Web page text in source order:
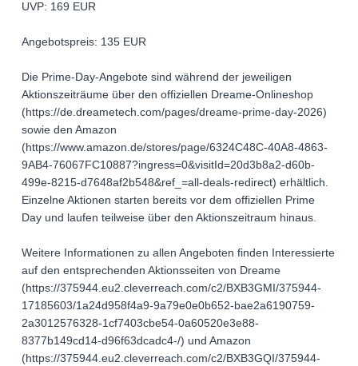
UVP: 169 EUR
Angebotspreis: 135 EUR
Die Prime-Day-Angebote sind während der jeweiligen
Aktionszeiträume über den offiziellen Dreame-Onlineshop
(https://de.dreametech.com/pages/dreame-prime-day-2026)
sowie den Amazon
(https://www.amazon.de/stores/page/6324C48C-40A8-4863-
9AB4-76067FC10887?ingress=0&visitId=20d3b8a2-d60b-
499e-8215-d7648af2b548&ref_=all-deals-redirect) erhältlich.
Einzelne Aktionen starten bereits vor dem offiziellen Prime
Day und laufen teilweise über den Aktionszeitraum hinaus.
Weitere Informationen zu allen Angeboten finden Interessierte
auf den entsprechenden Aktionsseiten von Dreame
(https://375944.eu2.cleverreach.com/c2/BXB3GMI/375944-
17185603/1a24d958f4a9-9a79e0e0b652-bae2a6190759-
2a3012576328-1cf7403cbe54-0a60520e3e88-
8377b149cd14-d96f63dcadc4-/) und Amazon
(https://375944.eu2.cleverreach.com/c2/BXB3GQI/375944-